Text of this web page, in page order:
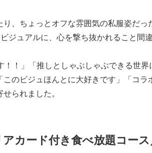
り、ちょっとオフな雰囲気の私服姿だ
ジュアルに、心を撃ち抜かれること間
！！」「推しとしゃぶしゃぶできる世界
このビジュほんとに大好きです」「コラ
られました。
カード付き食べ放題コー